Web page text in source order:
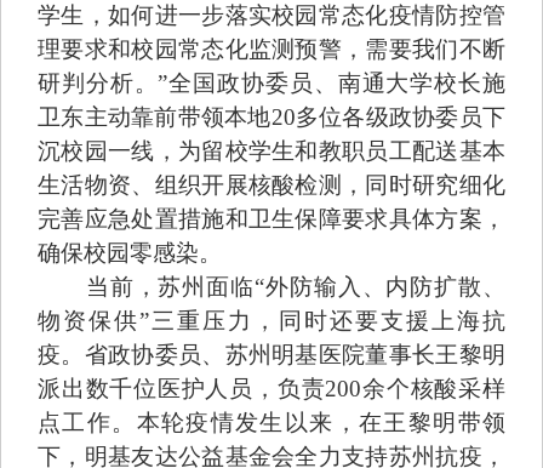
学生，如何进一步落实校园常态化疫情防控管
理要求和校园常态化监测预警，需要我们不断
研判分析。”全国政协委员、南通大学校长施
卫东主动靠前带领本地20多位各级政协委员下
沉校园一线，为留校学生和教职员工配送基本
生活物资、组织开展核酸检测，同时研究细化
完善应急处置措施和卫生保障要求具体方案，
确保校园零感染。
当前，苏州面临“外防输入、内防扩散、
物资保供”三重压力，同时还要支援上海抗
疫。省政协委员、苏州明基医院董事长王黎明
派出数千位医护人员，负责200余个核酸采样
点工作。本轮疫情发生以来，在王黎明带领
下，明基友达公益基金会全力支持苏州抗疫，